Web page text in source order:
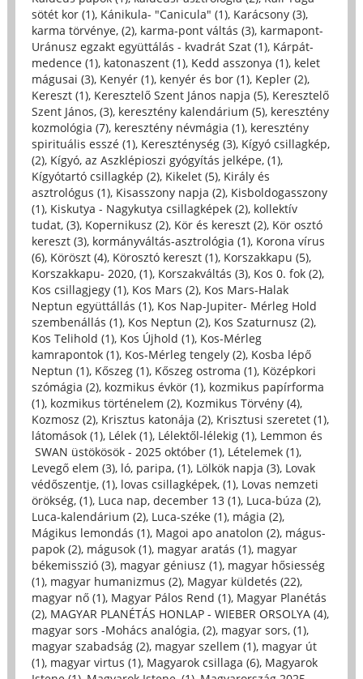
sötét kor (1), Kánikula- "Canicula" (1), Karácsony (3),
karma törvénye, (2), karma-pont váltás (3), karmapont-
Uránusz egzakt együttálás - kvadrát Szat (1), Kárpát-
medence (1), katonaszent (1), Kedd asszonya (1), kelet
mágusai (3), Kenyér (1), kenyér és bor (1), Kepler (2),
Kereszt (1), Keresztelő Szent János napja (5), Keresztelő
Szent János, (3), keresztény kalendárium (5), keresztény
kozmológia (7), keresztény névmágia (1), keresztény
spirituális esszé (1), Kereszténység (3), Kígyó csillagkép,
(2), Kígyó, az Aszklépioszi gyógyítás jelképe, (1),
Kígyótartó csillagkép (2), Kikelet (5), Király és
asztrológus (1), Kisasszony napja (2), Kisboldogasszony
(1), Kiskutya - Nagykutya csillagképek (2), kollektív
tudat, (3), Kopernikusz (2), Kör és kereszt (2), Kör osztó
kereszt (3), kormányváltás-asztrológia (1), Korona vírus
(6), Köröszt (4), Körosztó kereszt (1), Korszakkapu (5),
Korszakkapu- 2020, (1), Korszakváltás (3), Kos 0. fok (2),
Kos csillagjegy (1), Kos Mars (2), Kos Mars-Halak
Neptun együttállás (1), Kos Nap-Jupiter- Mérleg Hold
szembenállás (1), Kos Neptun (2), Kos Szaturnusz (2),
Kos Telihold (1), Kos Újhold (1), Kos-Mérleg
kamrapontok (1), Kos-Mérleg tengely (2), Kosba lépő
Neptun (1), Kőszeg (1), Kőszeg ostroma (1), Középkori
szómágia (2), kozmikus évkör (1), kozmikus papírforma
(1), kozmikus történelem (2), Kozmikus Törvény (4),
Kozmosz (2), Krisztus katonája (2), Krisztusi szeretet (1),
látomások (1), Lélek (1), Lélektől-lélekig (1), Lemmon és
SWAN üstökösök - 2025 október (1), Lételemek (1),
Levegő elem (3), ló, paripa, (1), Lölkök napja (3), Lovak
védőszentje, (1), lovas csillagképek, (1), Lovas nemzeti
örökség, (1), Luca nap, december 13 (1), Luca-búza (2),
Luca-kalendárium (2), Luca-széke (1), mágia (2),
Mágikus lemondás (1), Magoi apo anatolon (2), mágus-
papok (2), mágusok (1), magyar aratás (1), magyar
békemisszió (3), magyar géniusz (1), magyar hősiesség
(1), magyar humanizmus (2), Magyar küldetés (22),
magyar nő (1), Magyar Pálos Rend (1), Magyar Planétás
(2), MAGYAR PLANÉTÁS HONLAP - WIEBER ORSOLYA (4),
magyar sors -Mohács analógia, (2), magyar sors, (1),
magyar szabadság (2), magyar szellem (1), magyar út
(1), magyar virtus (1), Magyarok csillaga (6), Magyarok